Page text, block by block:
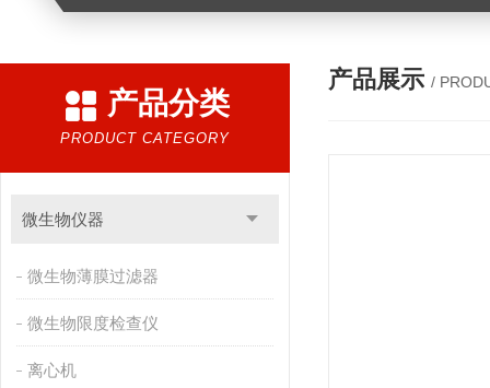
产品分类
PRODUCT CATEGORY
微生物仪器
微生物薄膜过滤器
微生物限度检查仪
离心机
产品展示 /